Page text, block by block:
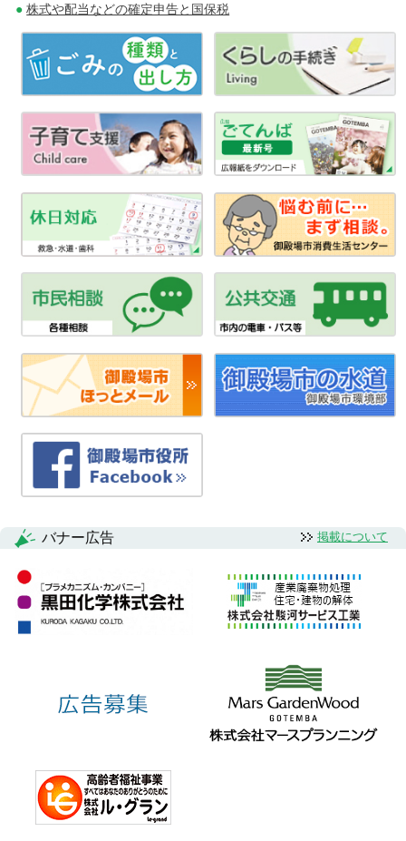
株式や配当などの確定申告と国保税
バナー広告 掲載について